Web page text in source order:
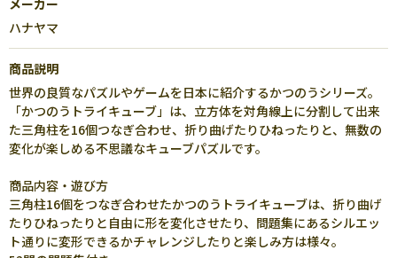
メーカー
ハナヤマ
商品説明
世界の良質なパズルやゲームを日本に紹介するかつのうシリーズ。
「かつのうトライキューブ」は、立方体を対角線上に分割して出来
た三角柱を16個つなぎ合わせ、折り曲げたりひねったりと、無数の
変化が楽しめる不思議なキューブパズルです。
商品内容・遊び方
三角柱16個をつなぎ合わせたかつのうトライキューブは、折り曲げ
たりひねったりと自由に形を変化させたり、問題集にあるシルエッ
ト通りに変形できるかチャレンジしたりと楽しみ方は様々。